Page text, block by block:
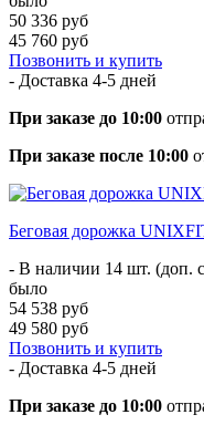
50 336 руб
45 760 руб
Позвонить и купить
- Доставка 4-5 дней
При заказе до 10:00
При заказе после 10:00
Беговая дорожка
- В наличии 14 шт. (доп.
было
54 538 руб
49 580 руб
Позвонить и купить
- Доставка 4-5 дней
При заказе до 10:00